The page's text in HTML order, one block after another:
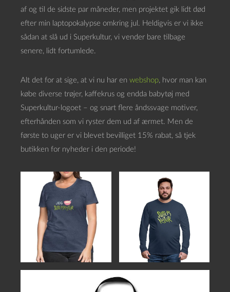
af og til de sidste par måneder, men projektet gik lidt død
efter min laptopokalypse omkring jul. Heldigvis er vi ikke
sådan at slå ud i Superkultur, vi vender bare tilbage
senere, lidt fortumlede.
Alt det for at sige, at vi nu har en webshop, hvor man kan
købe diverse trøjer, kaffekrus og endda babytøj med
Superkultur-logoet – og snart flere åndssvage motiver,
efterhånden som vi ryster dem ud af ærmet. Men de
første to uger er vi blevet bevilliget 15% rabat, så tjek
butikken for nyheder i den periode!